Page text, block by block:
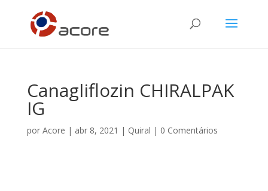
Canagliflozin CHIRALPAK
IG
por Acore | abr 8, 2021 | Quiral | 0 Comentários